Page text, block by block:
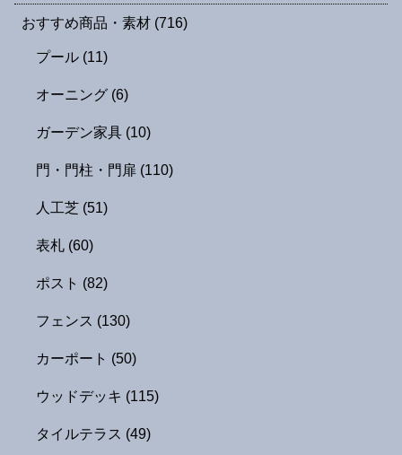
おすすめ商品・素材 (716)
プール (11)
オーニング (6)
ガーデン家具 (10)
門・門柱・門扉 (110)
人工芝 (51)
表札 (60)
ポスト (82)
フェンス (130)
カーポート (50)
ウッドデッキ (115)
タイルテラス (49)